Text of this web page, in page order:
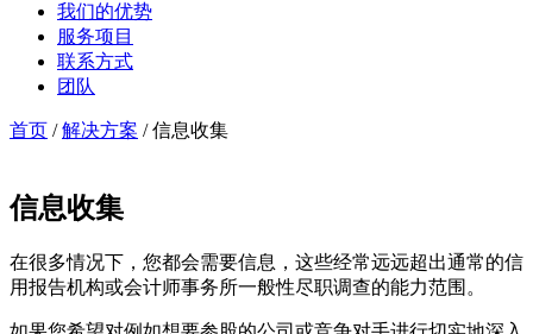
我们的优势
服务项目
联系方式
团队
首页 /解决方案 / 信息收集
信息收集
在很多情况下，您都会需要信息，这些经常远远超出通常的信
用报告机构或会计师事务所一般性尽职调查的能力范围。